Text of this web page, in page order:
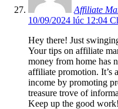
Affiliate
10/09/2024 lúc 12:04
Hey there! Just
Your tips on affiliate
money from home has
affiliate promotion. It’s
income by promoting
treasure trove of
Keep up the good work!